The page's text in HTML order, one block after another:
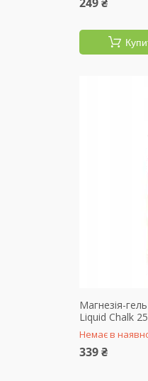
Магнезія-
Liquid Chalk
Немає в
339 ₴